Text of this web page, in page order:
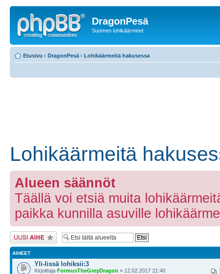
DragonPesä
Suomen lohikäärmeet
Etusivu ‹ DragonPesä ‹ Lohikäärmeitä hakusessa
Lohikäärmeitä
Alueen säännöt
Täällä voi etsiä muita
paikka kunnilla asuville
Lähetä uusi viesti
AIHEET
Yli-Iissä lohiksii:3
Kirjoittaja FormusTheGreyDragon » 12.02.2017 21:40